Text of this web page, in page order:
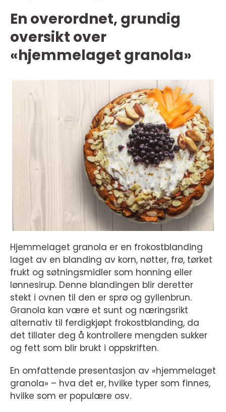
En overordnet, grundig
oversikt over
«hjemmelaget granola»
Hjemmelaget granola er en frokostblanding
laget av en blanding av korn, nøtter, frø, tørket
frukt og søtningsmidler som honning eller
lønnesirup. Denne blandingen blir deretter
stekt i ovnen til den er sprø og gyllenbrun.
Granola kan være et sunt og næringsrikt
alternativ til ferdigkjøpt frokostblanding, da
det tillater deg å kontrollere mengden sukker
og fett som blir brukt i oppskriften.
En omfattende presentasjon av «hjemmelaget
granola» – hva det er, hvilke typer som finnes,
hvilke som er populære osv.